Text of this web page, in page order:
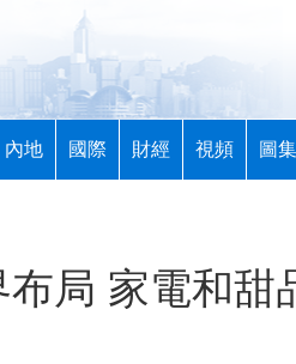
內地 國際 財經 視頻 圖集
局 家電和甜